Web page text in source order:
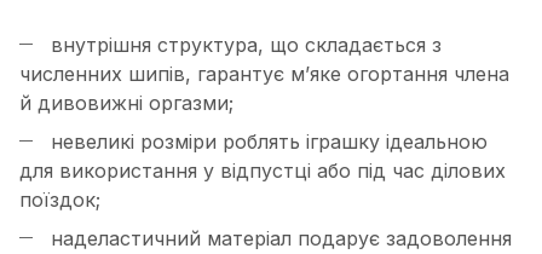
внутрішня структура, що складається з
численних шипів, гарантує м’яке огортання члена
й дивовижні оргазми;
невеликі розміри роблять іграшку ідеальною
для використання у відпустці або під час ділових
поїздок;
наделастичний матеріал подарує задоволення